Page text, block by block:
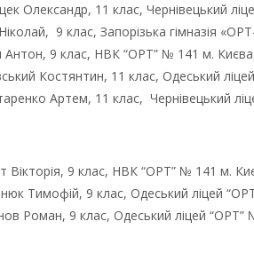
Олександр, 11 клас, Чернівецький
9 клас, Запорізька гімназія
Антон, 9 клас, НВК “ОРТ” № 141 м.
Костянтин, 11 клас, Одеський
Артем, 11 клас, Чернівецький
Вікторія, 9 клас, НВК “ОРТ” № 141 м.
Тимофій, 9 клас, Одеський ліцей
Роман, 9 клас, Одеський ліцей